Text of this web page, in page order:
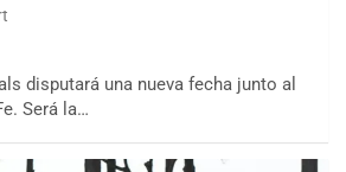
disputará una nueva fecha junto al
Será la…